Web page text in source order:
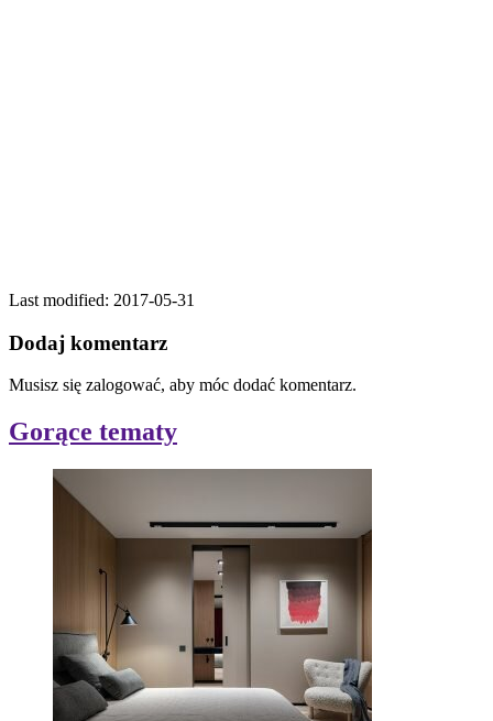
Last modified: 2017-05-31
Dodaj komentarz
Musisz się zalogować, aby móc dodać komentarz.
Gorące tematy